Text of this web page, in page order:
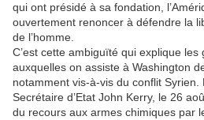
qui ont présidé à sa fondation,
ouvertement renoncer à défendre la
de l’homme.
C’est cette ambiguïté qui explique
auxquelles on assiste à Washington
notamment vis-à-vis du conflit Syrien.
Secrétaire d’Etat John Kerry, le 26
du recours aux armes chimiques par